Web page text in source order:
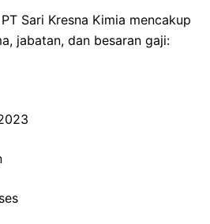
Sari Kresna Kimia mencakup
jabatan, dan besaran gaji: